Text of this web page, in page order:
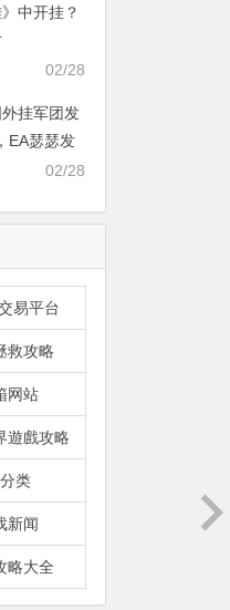
中开挂？
02/28
挂军团发
EA瑟瑟发
02/28
易平台
救攻略
网站
遊戲攻略
类
新闻
略大全